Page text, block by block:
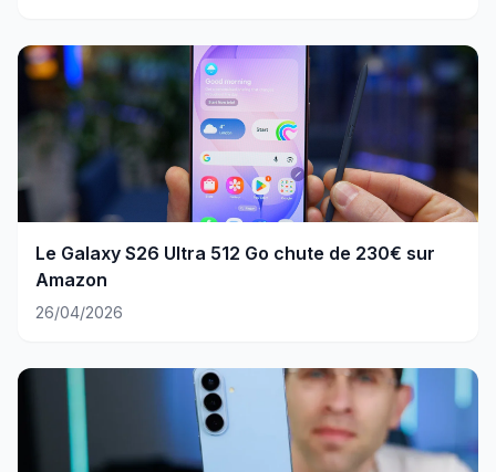
Le Galaxy S26 Ultra 512 Go chute de 230€ sur
Amazon
26/04/2026